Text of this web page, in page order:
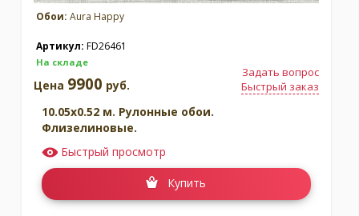
Обои: Aura Happy
Артикул: FD26461
На складе
Задать вопрос
Быстрый заказ
Цена 9900 руб.
10.05x0.52 м. Рулонные обои.
Флизелиновые.
Быстрый просмотр
Купить